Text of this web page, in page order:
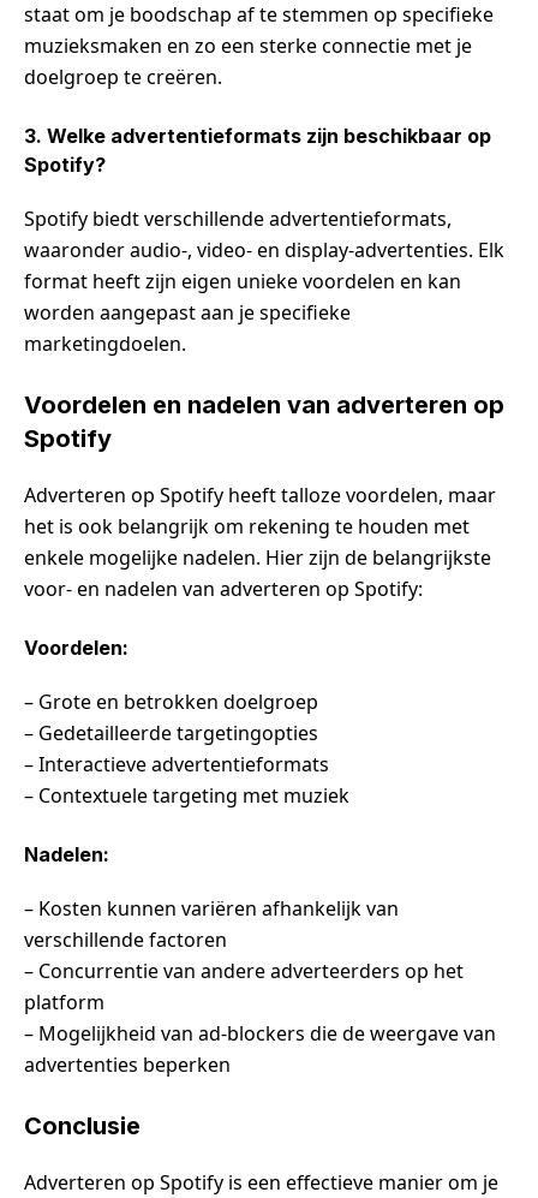
staat om je boodschap af te stemmen op specifieke
muzieksmaken en zo een sterke connectie met je
doelgroep te creëren.
3. Welke advertentieformats zijn beschikbaar op
Spotify?
Spotify biedt verschillende advertentieformats,
waaronder audio-, video- en display-advertenties. Elk
format heeft zijn eigen unieke voordelen en kan
worden aangepast aan je specifieke
marketingdoelen.
Voordelen en nadelen van adverteren op
Spotify
Adverteren op Spotify heeft talloze voordelen, maar
het is ook belangrijk om rekening te houden met
enkele mogelijke nadelen. Hier zijn de belangrijkste
voor- en nadelen van adverteren op Spotify:
Voordelen:
– Grote en betrokken doelgroep
– Gedetailleerde targetingopties
– Interactieve advertentieformats
– Contextuele targeting met muziek
Nadelen:
– Kosten kunnen variëren afhankelijk van
verschillende factoren
– Concurrentie van andere adverteerders op het
platform
– Mogelijkheid van ad-blockers die de weergave van
advertenties beperken
Conclusie
Adverteren op Spotify is een effectieve manier om je